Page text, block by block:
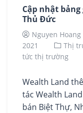
Cập nhật
Thủ Đức
Nguyen
2021
Thị
tức thị trường
Wealth Land
tác Wealth
bán Biệt Thự,